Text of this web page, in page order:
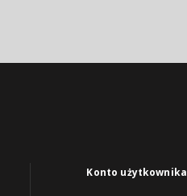
Konto użytkownika